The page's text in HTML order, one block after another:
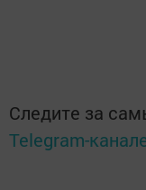
Следите за
Telegram-